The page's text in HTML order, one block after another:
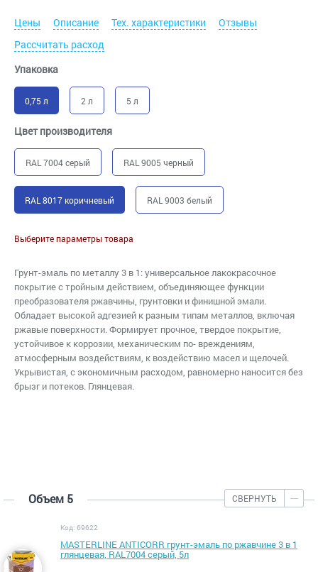
Цены Описание Тех. характеристики
Отзывы
Рассчитать расход
Упаковка
0,75 л 2 л 5 л
Цвет производителя
RAL 7004 серый RAL 9005 черный
RAL 8017 коричневый RAL 9003 белый
Выберите параметры товара
Грунт-эмаль по металлу 3 в 1: универсальное лакокрасочное
покрытие с тройным действием, объединяющее функции
преобразователя ржавчины, грунтовки и финишной эмали.
Обладает высокой адгезией к разным типам металлов, включая
ржавые поверхности. Формирует прочное, твердое покрытие,
устойчивое к коррозии, механическим по- вреждениям,
атмосферным воздействиям, к воздействию масел и щелочей.
Укрывистая, с экономичным расходом, равномерно наносится без
брызг и потеков. Глянцевая.
Объем 5 СВЕРНУТЬ
Код: 69622
MASTERLINE ANTICORR грунт-эмаль по ржавчине 3 в 1
глянцевая, RAL7004 серый, 5л